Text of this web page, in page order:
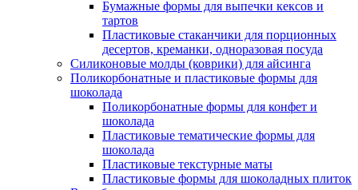
Бумажные формы для выпечки кексов и
тартов
Пластиковые стаканчики для порционных
десертов, креманки, одноразовая посуда
Силиконовые молды (коврики) для айсинга
Поликорбонатные и пластиковые формы для
шоколада
Поликорбонатные формы для конфет и
шоколада
Пластиковые тематические формы для
шоколада
Пластиковые текстурные маты
Пластиковые формы для шоколадных плиток